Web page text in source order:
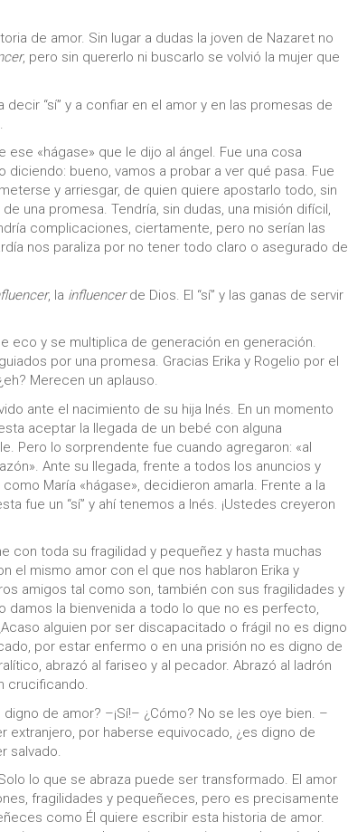
de amor. Sin lugar a dudas la joven de Nazaret no
, pero sin quererlo ni buscarlo se volvió la mujer que
“sí” y a confiar en el amor y en las promesas de
ese «hágase» que le dijo al ángel. Fue una cosa
diciendo: bueno, vamos a probar a ver qué pasa. Fue
y arriesgar, de quien quiere apostarlo todo, sin
una promesa. Tendría, sin dudas, una misión difícil,
complicaciones, ciertamente, pero no serían las
nos paraliza por no tener todo claro o asegurado de
, la influencerde Dios. El “sí” y las ganas de servir
eco y se multiplica de generación en generación.
por una promesa. Gracias Erika y Rogelio por el
Merecen un aplauso.
ante el nacimiento de su hija Inés. En un momento
aceptar la llegada de un bebé con alguna
Pero lo sorprendente fue cuando agregaron: «al
Ante su llegada, frente a todos los anuncios y
María «hágase», decidieron amarla. Frente a la
fue un “sí” y ahí tenemos a Inés. ¡Ustedes creyeron
con toda su fragilidad y pequeñez y hasta muchas
mismo amor con el que nos hablaron Erika y
amigos tal como son, también con sus fragilidades y
damos la bienvenida a todo lo que no es perfecto,
alguien por ser discapacitado o frágil no es digno
por estar enfermo o en una prisión no es digno de
abrazó al fariseo y al pecador. Abrazó al ladrón
crucificando.
de amor? –¡Sí!– ¿Cómo? No se les oye bien. –
extranjero, por haberse equivocado, ¿es digno de
salvado.
lo que se abraza puede ser transformado. El amor
fragilidades y pequeñeces, pero es precisamente
como Él quiere escribir esta historia de amor.